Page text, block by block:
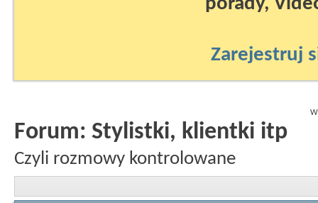
Zarejestruj
Forum: Stylistki, klientki itp
Czyli rozmowy kontrolowane